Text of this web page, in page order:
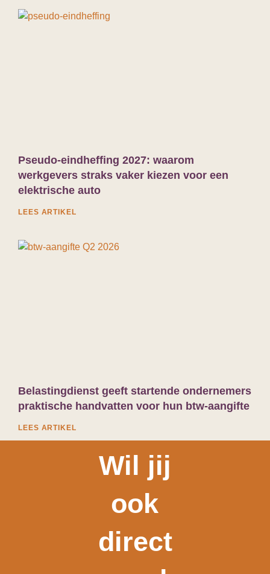
Pseudo-eindheffing 2027: waarom
werkgevers straks vaker kiezen voor een
elektrische auto
LEES ARTIKEL
Belastingdienst geeft startende ondernemers
praktische handvatten voor hun btw-aangifte
LEES ARTIKEL
Wil jij
ook
direct